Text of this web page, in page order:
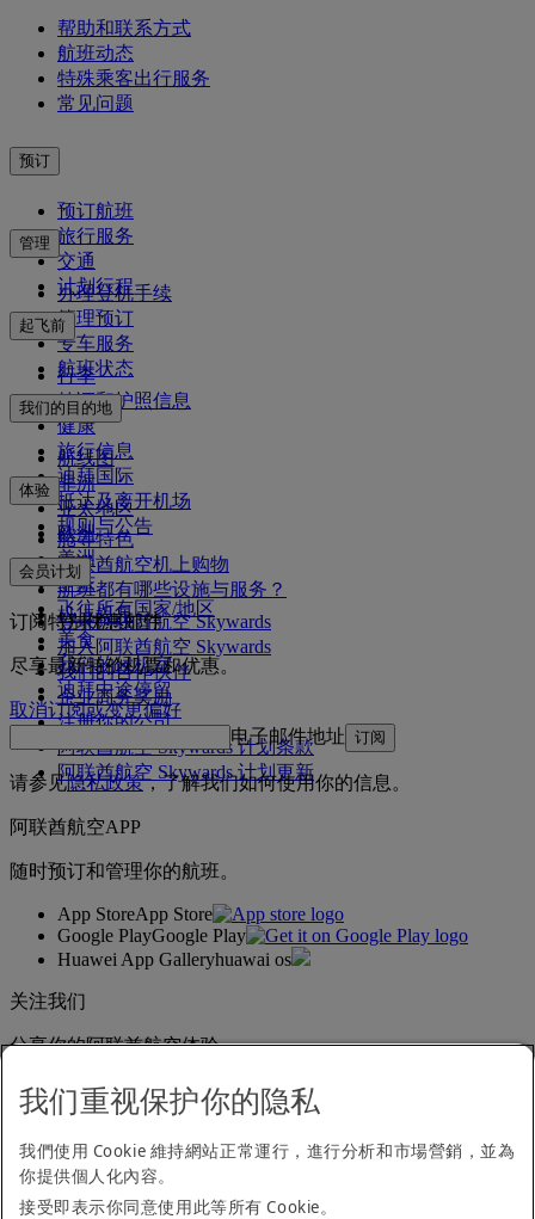
帮助和联系方式
航班动态
特殊乘客出行服务
常见问题
预订
预订航班
旅行服务
交通
计划行程
管理
办理登机手续
管理预订
专车服务
航班状态
起飞前
行李
签证和护照信息
健康
旅行信息
迪拜国际
抵达及离开机场
规则与公告
我们的目的地
航线图
非洲
亚太地区
欧洲
美洲
中东
飞往所有国家/地区
体验
舱等特色
阿联酋航空机上购物
航班都有哪些设施与服务？
机上娱乐
美食
我们的候机室
迪拜中途停留
会员计划
登录阿联酋航空 Skywards
加入阿联酋航空 Skywards
我们的合作伙伴
企业商务奖励
注册你的公司
阿联酋航空 Skywards 计划条款
阿联酋航空 Skywards 计划更新
订阅特别优惠邮件
尽享最新特价机票和优惠。
取消订阅或变更偏好
电子邮件地址 订阅
请参见隐私政策，了解我们如何使用你的信息。
阿联酋航空APP
随时预订和管理你的航班。
App StoreApp Store
Google PlayGoogle Play
Huawei App Galleryhuawai os
关注我们
分享你的阿联酋航空体验。
联系我们
隐私政策
条款与细则
我们重视保护你的隐私
我們使用 Cookie 維持網站正常運行，進行分析和市場營銷，並為
你提供個人化內容。
接受即表示你同意使用此等所有 Cookie。